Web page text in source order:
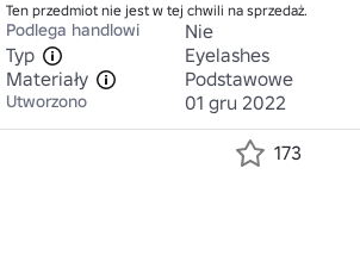
Ten przedmiot nie jest w tej chwili na sprzedaż.
Podlega handlowi
Nie
Typ
Eyelashes
Materiały
Podstawowe
Utworzono 01 gru 2022
173